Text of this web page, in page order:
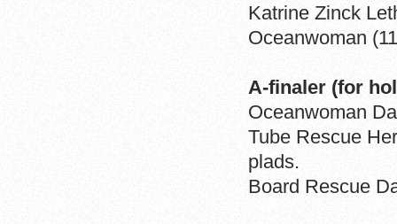
Katrine Zinck
Oceanwoman
A-finaler (for
Oceanwoman
Tube Rescue
plads.
Board Rescue